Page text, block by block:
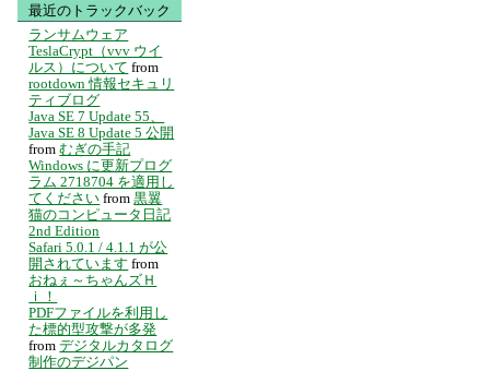
最近のトラックバック
ランサムウェア
TeslaCrypt（vvv ウイ
ルス）について from
rootdown 情報セキュリ
ティブログ
Java SE 7 Update 55、
Java SE 8 Update 5 公開
from むぎの手記
Windows に更新プログ
ラム 2718704 を適用し
てください from 黒翼
猫のコンピュータ日記
2nd Edition
Safari 5.0.1 / 4.1.1 が公
開されています from
おねぇ～ちゃんズＨ
ｉ！
PDFファイルを利用し
た標的型攻撃が多発
from デジタルカタログ
制作のデジパン